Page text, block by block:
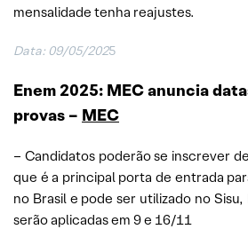
mensalidade tenha reajustes.
Data: 09/05/2025
Enem 2025: MEC anuncia
provas – MEC
– Candidatos poderão se inscrever
que é a principal porta de entrada
no Brasil e pode ser utilizado no
serão aplicadas em 9 e 16/11